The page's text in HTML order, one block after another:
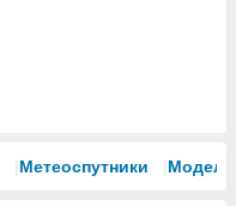
Метеоспутники Модели